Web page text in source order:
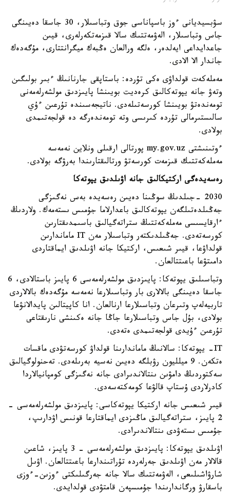
سۋبسيديانى ءوز باسپاناسى جوق وتباسىلار، 30 جاسقا دەيىنگى
جاس وتباسىلار، الەۋمەتتىك سالا قىزمەتكەرلەرى، قيىن
جاعدايداعى ايەلدەر، ەلگە ورالعان ەڭبەك ميگرانتتارى، مۇگەدەك
جاندار الا الادى.
مەملەكەت قولداۋى ەكى تۇردە: باستاپقى جارنانىڭ ءبىر بولىگىن
وتەۋ جانە يپوتەكالىق كرەديت بويىنشا پايىزدىق مولشەرلەمەنى
تومەندەتۋ بويىنشا كورسەتىلەدى. ناتيجەسىندە تۇرعىن ءۇي
سالىستىرمالى تۇردە كىرىسى وتە تومەندەرگە دە قولجەتىمدى
بولادى.
ءوتىنىشتى my.gov.uz پورتالى ارقىلى ونلاين نەمەسە
مەملەكەتتىك قىزمەت كورسەتۋ ورتالىقتارىندا بەرۋگە بولادى.
رەسەيدەگى اركتيكالىق جانە اۋىلدىق يپوتەكا
2030 -جىلدىڭ سوڭىنا دەيىن رەسەيدە بەس نەگىزگى
جەڭىلدەتىلگەن يپوتەكالىق باعدارلاما جۇمىس ىستەمەك. ولاردىڭ
ءارقايسىسى مەملەكەتتىڭ ستراتەگيالىق باسىمدىقتارىن
كورسەتەدى. جەڭىلدىكتەر وتباسىلار مەن IT ماماندارىن
قولداۋعا، قيىر شىعىس، اركتيكا جانە اۋىلدىق ايماقتاردى
دامىتۋعا باعىتتالعان.
وتباسىلىق يپوتەكا: پايىزدىق مولشەرلەمەسى 6 پايىز باستالادى، 6
جاسقا دەيىنگى بالالارى بار وتباسىلارعا نەمەسە مۇگەدەك بالالاردى
تاربيەلەپ وتىرعان وتباسىلارعا ارنالعان. انا كاپيتالىن پايدالانۋعا
بولادى، بۇل جاس وتباسىلارعا جاڭا جانە ەكىنشى نارىقتاعى
تۇرعىن ءۇيدى قولجەتىمدى ەتەدى.
IT- يپوتەكا: سالانىڭ ماماندارىنا قولداۋ كورسەتۋدى ماقسات
ەتكەن. 9 ميلليون رۋبلگە دەيىن نەسيە بەرىلەدى. تەحنولوگيالىق
سەكتوردىڭ دامۋىن ىنتالاندىرادى جانە نەگىزگى كومپانيالاردا
كادرلاردى ۇستاپ قالۋعا كومەكتەسەدى.
قيىر شىعىس جانە اركتيكا يپوتەكاسى: پايىزدىق مولشەرلەمەسى -
2 پايىز، ستراتەگيالىق ماڭىزدى ايماقتارعا قونىس اۋدارىپ،
جۇمىس ىستەۋدى ىنتالاندىرادى.
اۋىلدىق يپوتەكا: پايىزدىق مولشەرلەمەسى - 3 پايىز، شاعىن
قالالار مەن اۋىلدىق جەرلەردە تۇراتىندارعا باعىتتالعان. اۋىل
شارۋاشىلىعى، الەۋمەتتىك سالا جانە جەرگىلىكتى ءوزىن-ءوزى
باسقارۋ ورگاندارىندا جۇمىسپەن قامتۋدى قولدايدى.